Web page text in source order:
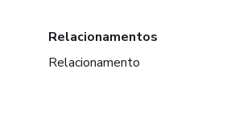
Relacionamentos
Relacionamento